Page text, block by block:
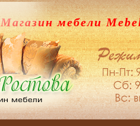
Магазин мебели